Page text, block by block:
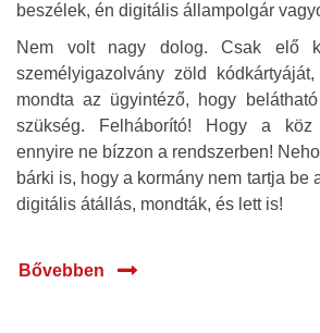
beszélek, én digitális állampolgár
Nem volt nagy dolog. Csak elő
személyigazolvány zöld
mondta az ügyintéző, hogy
szükség. Felháborító! Hogy a köz
ennyire ne bízzon a rendszerben!
bárki is, hogy a kormány nem tartja be
digitális átállás, mondták, és lett is!
Bővebben